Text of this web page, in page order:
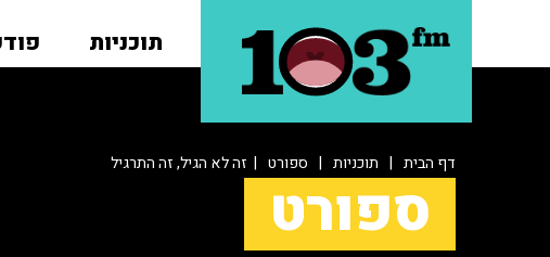
תוכניות
דף הבית | תוכניות | ספורט | זה לא הגיל, זה התרגיל
ספורט